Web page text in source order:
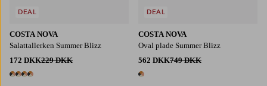
COSTA NOVA
Salattallerken Summer Blizz
172 DKK229 DKK
4 farver
DEAL
COSTA NOVA
Oval plade Summer Blizz
562 DKK749 DKK
1 farve
DEAL